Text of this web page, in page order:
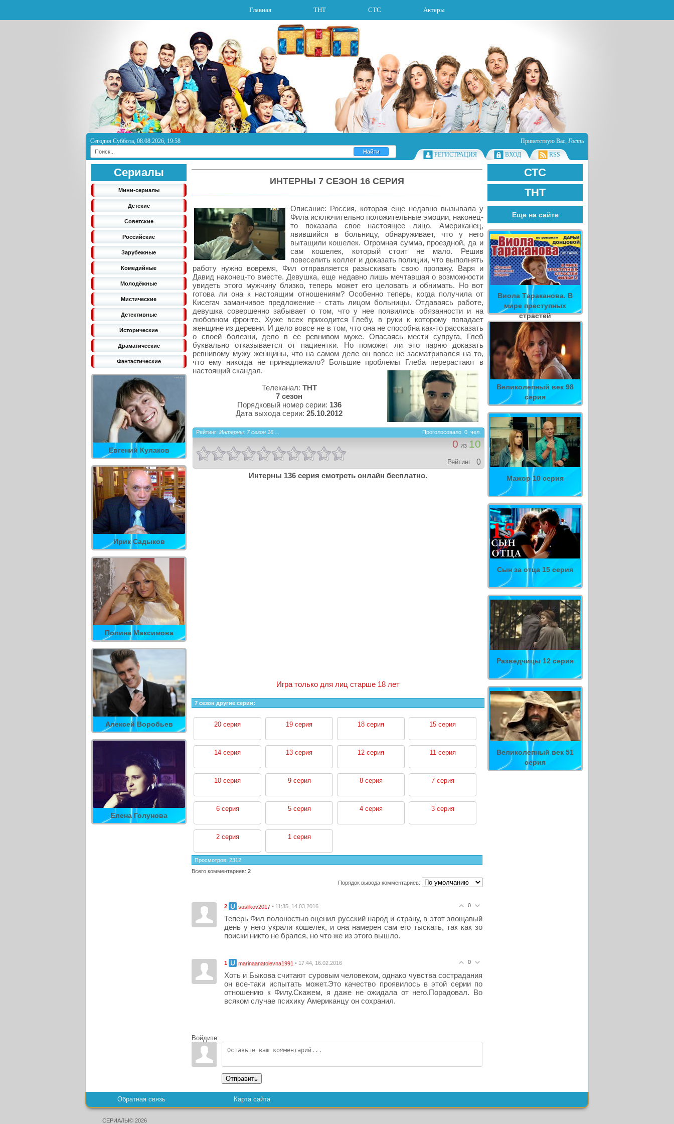
Главная ТНТ СТС Актеры
Сегодня Суббота, 08.08.2026, 19:58 Приветствую Вас, Гость
РЕГИСТРАЦИЯ
ВХОД RSS
Сериалы
Мини-сериалы
Детские
Советские
Российские
Зарубежные
Комедийные
Молодёжные
Мистические
Детективные
Исторические
Драматические
Фантастические
Евгений Кулаков
Ирик Садыков
Полина Максимова
Алексей Воробьев
Елена Голунова
СТС
ТНТ
Еще на сайте
Виола Тараканова. В
мире преступных
страстей
Великолепный век 98
серия
Мажор 10 серия
Сын за отца 15 серия
Разведчицы 12 серия
Великолепный век 51
серия
ИНТЕРНЫ 7 СЕЗОН 16 СЕРИЯ
Описание: Россия, которая еще недавно вызывала у
Фила исключительно положительные эмоции, наконец-
то показала свое настоящее лицо. Американец,
явившийся в больницу, обнаруживает, что у него
вытащили кошелек. Огромная сумма, проездной, да и
сам кошелек, который стоит не мало. Решив
повеселить коллег и доказать полиции, что выполнять
работу нужно вовремя, Фил отправляется разыскивать свою пропажу. Варя и
Давид наконец-то вместе. Девушка, еще недавно лишь мечтавшая о возможности
увидеть этого мужчину близко, теперь может его целовать и обнимать. Но вот
готова ли она к настоящим отношениям? Особенно теперь, когда получила от
Кисегач заманчивое предложение - стать лицом больницы. Отдаваясь работе,
девушка совершенно забывает о том, что у нее появились обязанности и на
любовном фронте. Хуже всех приходится Глебу, в руки к которому попадает
женщине из деревни. И дело вовсе не в том, что она не способна как-то рассказать
о своей болезни, дело в ее ревнивом муже. Опасаясь мести супруга, Глеб
буквально отказывается от пациентки. Но поможет ли это парню доказать
ревнивому мужу женщины, что на самом деле он вовсе не засматривался на то,
что ему никогда не принадлежало? Большие проблемы Глеба перерастают в
настоящий скандал.
Телеканал: ТНТ
7 сезон
Порядковый номер серии: 136
Дата выхода серии: 25.10.2012
Рейтинг: Интерны: 7 сезон 16 ... Проголосовало 0 чел.
0 из 10
Рейтинг
0
Интерны 136 серия смотреть онлайн бесплатно.
Игра только для лиц старше 18 лет
7 сезон другие серии:
20 серия 19 серия 18 серия 15 серия
14 серия 13 серия 12 серия 11 серия
10 серия 9 серия 8 серия 7 серия
6 серия 5 серия 4 серия 3 серия
2 серия 1 серия
Просмотров: 2312
Всего комментариев: 2
Порядок вывода комментариев:
0
2 suslikov2017 • 11:35, 14.03.2016
Теперь Фил полоностью оценил русский народ и страну, в этот злощавый
день у него украли кошелек, и она намерен сам его тыскать, так как зо
поиски никто не брался, но что же из этого вышло.
0
1 marinaanatolevna1991 • 17:44, 16.02.2016
Хоть и Быкова считают суровым человеком, однако чувства сострадания
он все-таки испытать может.Это качество проявилось в этой серии по
отношению к Филу.Скажем, я даже не ожидала от него.Порадовал. Во
всяком случае психику Американцу он сохранил.
Войдите:
Отправить
Обратная связь Карта сайта
СЕРИАЛЫ© 2026